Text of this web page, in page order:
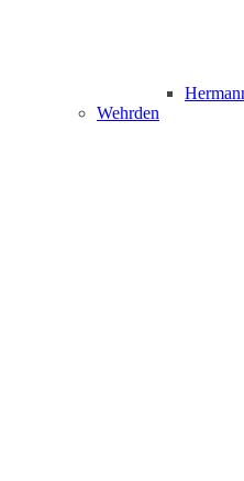
Wehrden